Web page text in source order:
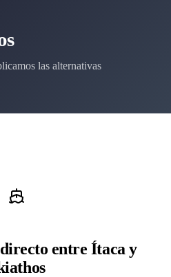
las alternativas
entre Ítaca y